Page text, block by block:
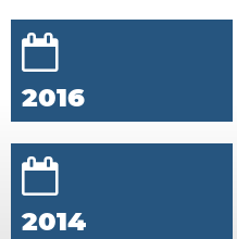
2016
2014